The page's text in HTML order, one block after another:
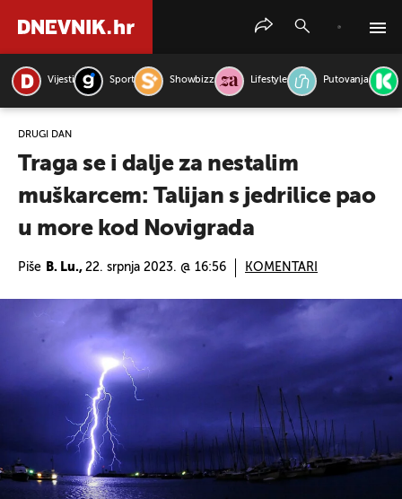
Vijesti Sport Showbizz Lifestyle Putovanja
DRUGI DAN
Traga se i dalje za nestalim
muškarcem: Talijan s jedrilice pao
u more kod Novigrada
Piše B. Lu., 22. srpnja 2023. @ 16:56 KOMENTARI
PRETRAŽITE VIJESTI